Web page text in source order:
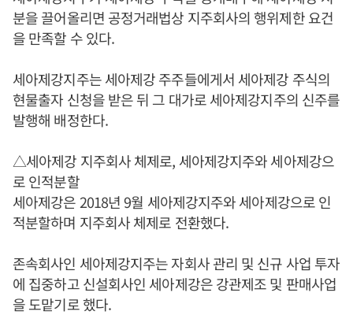
분을 끌어올리면 공정거래법상 지주회사의 행위제한 요건
을 만족할 수 있다.
세아제강지주는 세아제강 주주들에게서 세아제강 주식의
현물출자 신청을 받은 뒤 그 대가로 세아제강지주의 신주를
발행해 배정한다.
△세아제강 지주회사 체제로, 세아제강지주와 세아제강으
로 인적분할
세아제강은 2018년 9월 세아제강지주와 세아제강으로 인
적분할하며 지주회사 체제로 전환했다.
존속회사인 세아제강지주는 자회사 관리 및 신규 사업 투자
에 집중하고 신설회사인 세아제강은 강관제조 및 판매사업
을 도맡기로 했다.